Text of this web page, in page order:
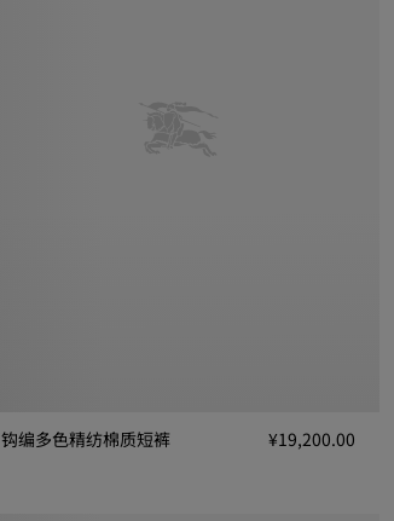
钩编多色精纺棉质短裤
¥19,200.00